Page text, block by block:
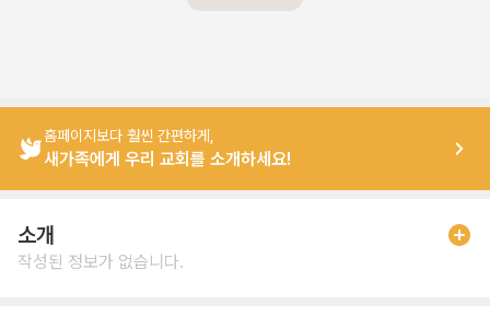
홈페이지보다 훨씬 간편하게,
새가족에게 우리 교회를 소개하세요!
소개
작성된 정보가 없습니다.